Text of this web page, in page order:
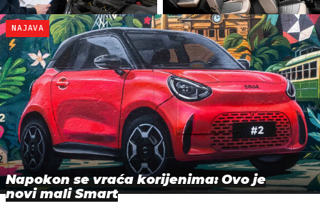
NAJAVA
Napokon se vraća korijenima: Ovo je
novi mali Smart